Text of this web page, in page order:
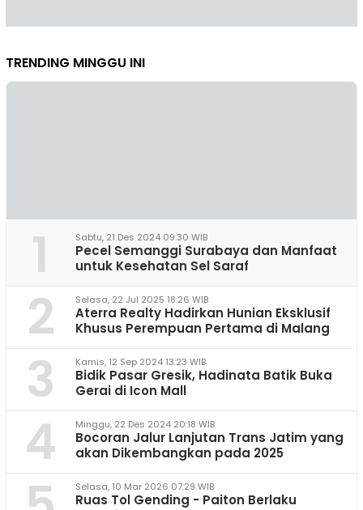
TRENDING MINGGU INI
1 Sabtu, 21 Des 2024 09:30 WIB
Pecel Semanggi Surabaya dan Manfaat
untuk Kesehatan Sel Saraf
2 Selasa, 22 Jul 2025 18:26 WIB
Aterra Realty Hadirkan Hunian Eksklusif
Khusus Perempuan Pertama di Malang
3 Kamis, 12 Sep 2024 13:23 WIB
Bidik Pasar Gresik, Hadinata Batik Buka
Gerai di Icon Mall
4 Minggu, 22 Des 2024 20:18 WIB
Bocoran Jalur Lanjutan Trans Jatim yang
akan Dikembangkan pada 2025
Selasa, 10 Mar 2026 07:29 WIB
Ruas Tol Gending - Paiton Berlaku